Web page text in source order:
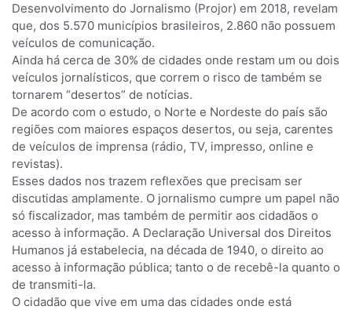
Desenvolvimento do Jornalismo (Projor) em 2018, revelam
que, dos 5.570 municípios brasileiros, 2.860 não possuem
veículos de comunicação.
Ainda há cerca de 30% de cidades onde restam um ou dois
veículos jornalísticos, que correm o risco de também se
tornarem “desertos” de notícias.
De acordo com o estudo, o Norte e Nordeste do país são
regiões com maiores espaços desertos, ou seja, carentes
de veículos de imprensa (rádio, TV, impresso, online e
revistas).
Esses dados nos trazem reflexões que precisam ser
discutidas amplamente. O jornalismo cumpre um papel não
só fiscalizador, mas também de permitir aos cidadãos o
acesso à informação. A Declaração Universal dos Direitos
Humanos já estabelecia, na década de 1940, o direito ao
acesso à informação pública; tanto o de recebê-la quanto o
de transmiti-la.
O cidadão que vive em uma das cidades onde está